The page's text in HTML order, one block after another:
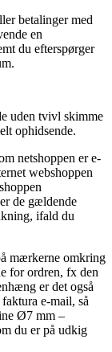
betalinger med
en
du efterspørger
uden tvivl skimme
ophidsende.
netshoppen er e-
webshoppen
de gældende
ifald du
mærkerne omkring
for ordren, fx den
er det også
e-mail, så
Ø7 mm –
du er på udkig